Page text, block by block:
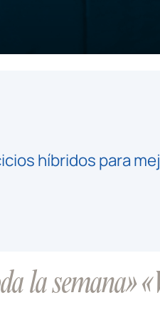
híbridos para
la semana»